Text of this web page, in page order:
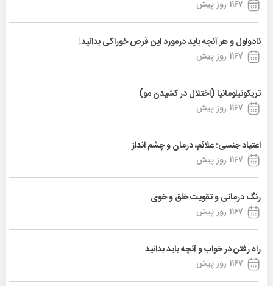
1167 روز پیش
نادولول و هر آنچه باید درمورد این قرص خوراکی بدانید!
1167 روز پیش
تریکوتیلومانیا (اختلال در کشیدن مو)
1167 روز پیش
اعتیاد جنسی: علائم، درمان و چشم انداز
1167 روز پیش
رنگ درمانی و تقویت خلق و خوی
1167 روز پیش
راه رفتن در خواب و آنچه باید بدانید
1167 روز پیش